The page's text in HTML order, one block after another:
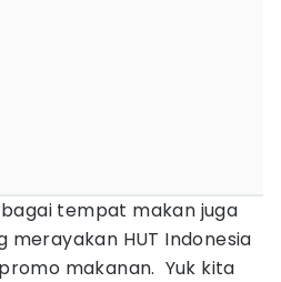
tempat makan juga
HUT Indonesia
makanan. Yuk kita